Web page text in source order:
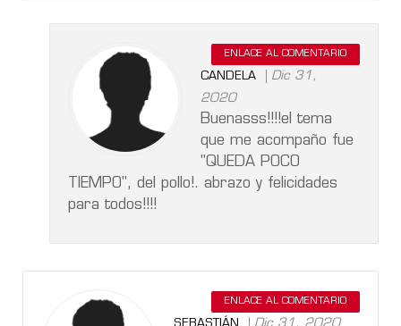
ENLACE AL COMENTARIO
CANDELA
Dic 31,
2020
Buenasss!!!!el tema
que me acompaño fue
"QUEDA POCO
TIEMPO", del pollo!. abrazo y felicidades
para todos!!!!
ENLACE AL COMENTARIO
SEBASTIÁN